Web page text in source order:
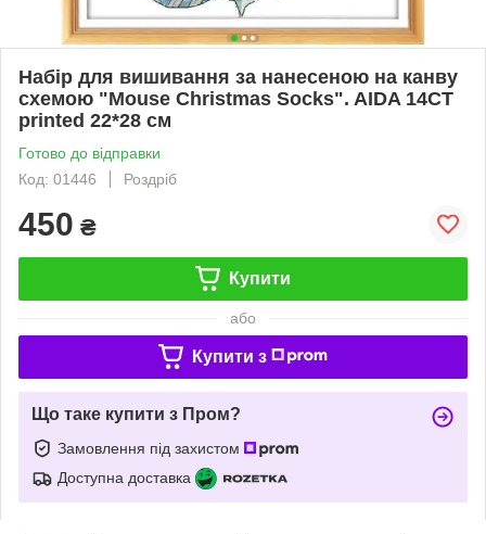
Набір для вишивання за нанесеною на канву
схемою "Mouse Christmas Socks". AIDA 14CT
printed 22*28 см
Готово до відправки
Код: 01446
Роздріб
450 ₴
Купити
або
Купити з
Що таке купити з Пром?
Замовлення під захистом
Доступна доставка